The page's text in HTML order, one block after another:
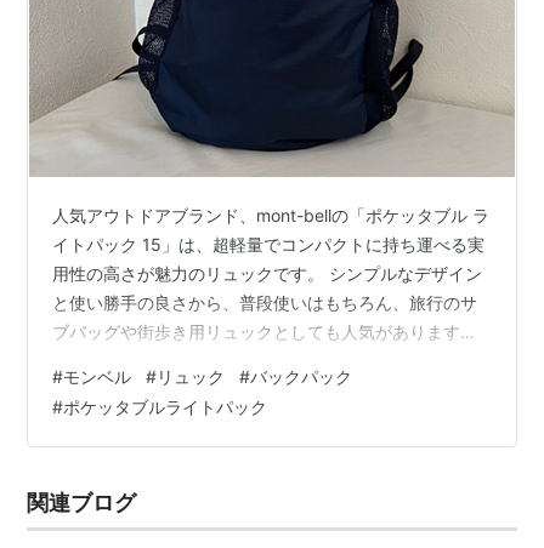
人気アウトドアブランド、mont-bellの「ポケッタブル ラ
イトパック 15」は、超軽量でコンパクトに持ち運べる実
用性の高さが魅力のリュックです。 シンプルなデザイン
と使い勝手の良さから、普段使いはもちろん、旅行のサ
ブバッグや街歩き用リュックとしても人気があります。
レビューしていきます。 リュックを100種類以上使って
きた筆者が紹介します！ 筆者のおすすめ度 ポケッタブル
ライトパック 15 の外見レビュー シンプルで合わせやす
背面デザイン 側面デザイン ポケッタブル ライトパック
15…
#モンベル #リュック #バックパック
#ポケッタブルライトパック
関連ブログ